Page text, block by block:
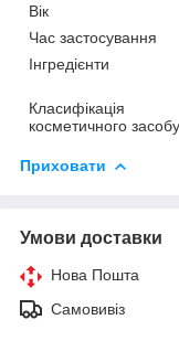
Вік
Час застосування
Інгредієнти
Класифікація
косметичного засобу
Приховати
Умови доставки
Нова Пошта
Самовивіз